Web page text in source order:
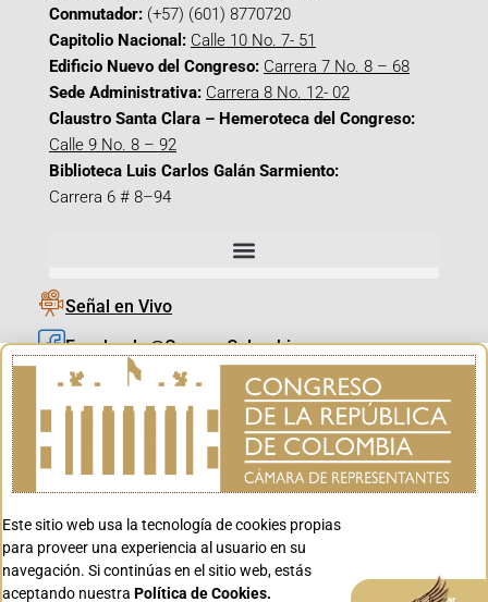
Conmutador: (+57) (601) 8770720
Capitolio Nacional: Calle 10 No. 7- 51
Edificio Nuevo del Congreso: Carrera 7 No. 8 – 68
Sede Administrativa: Carrera 8 No. 12- 02
Claustro Santa Clara – Hemeroteca del Congreso:
Calle 9 No. 8 – 92
Biblioteca Luis Carlos Galán Sarmiento:
Carrera 6 # 8–94
Señal en Vivo
Facebook_@CamaraColombia
Instagram_@CamaraColombia
X_@CamaraColombia
Youtube_@CamaraColombia
Youtube_@CanalCongreso
Este sitio web usa la tecnología de cookies propias
para proveer una experiencia al usuario en su
navegación. Si continúas en el sitio web, estás
aceptando nuestra Política de Cookies. Aceptar